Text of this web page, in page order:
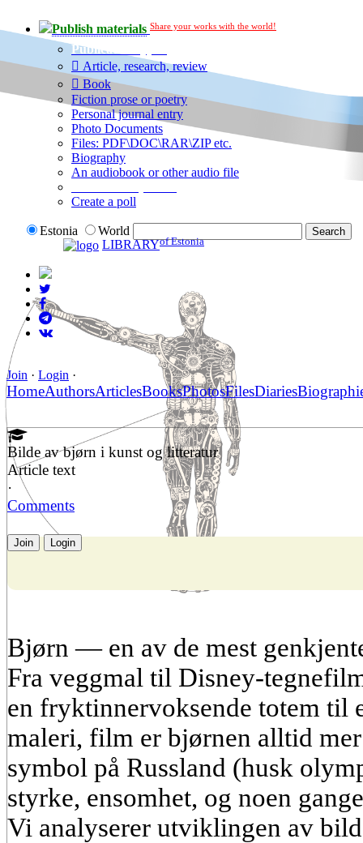
Publish materials Share your works with the world!
Publication type?
Article, research, review
Book
Fiction prose or poetry
Personal journal entry
Photo Documents
Files: PDF\DOC\RAR\ZIP etc.
Biography
An audiobook or other audio file
Create a poll
Estonia
World
LIBRARYof Estonia
Join · Login ·
HomeAuthorsArticlesBooksPhotosFilesDiaries
Bilde av bjørn i kunst og litteratur
Article text
·
Comments
Join Login
Bjørn — en av de mest
Fra veggmal til Disney-
en fryktinnervoksende totem til
maleri, film er bjørnen alltid
symbol på Russland (husk
styrke, ensomhet, og noen
Vi analyserer utviklingen av